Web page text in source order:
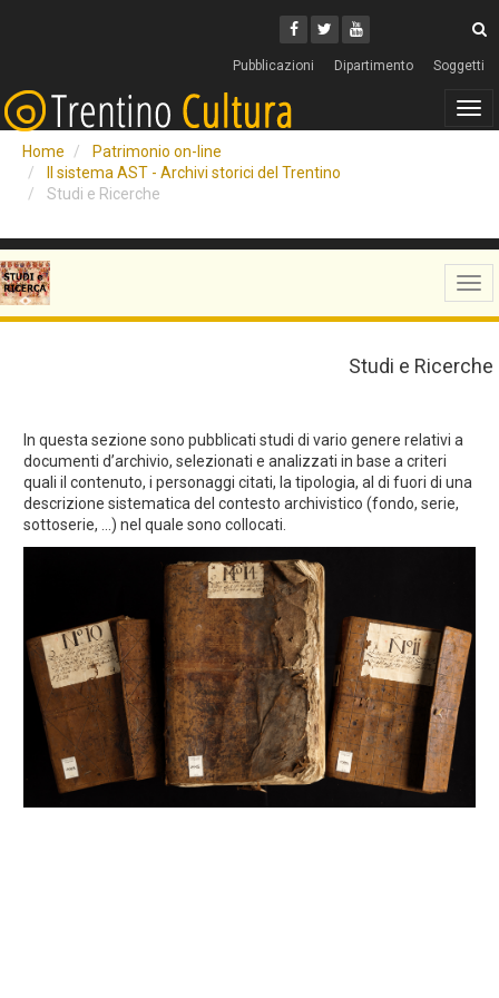
Facebook
Twitter
Youtube
Pubblicazioni Dipartimento Soggetti
Home
Patrimonio on-line
Il sistema AST - Archivi storici del Trentino
Studi e Ricerche
Studi e Ricerche
In questa sezione sono pubblicati studi di vario genere relativi a
documenti d’archivio, selezionati e analizzati in base a criteri
quali il contenuto, i personaggi citati, la tipologia, al di fuori di una
descrizione sistematica del contesto archivistico (fondo, serie,
sottoserie, ...) nel quale sono collocati.